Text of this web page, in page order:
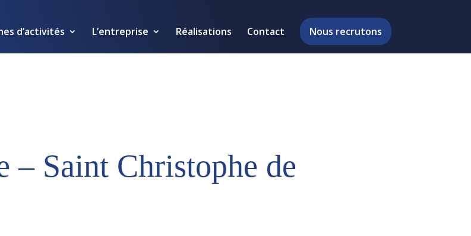
d’activités L’entreprise Réalisations Contact Nous recrutons
Saint Christophe de